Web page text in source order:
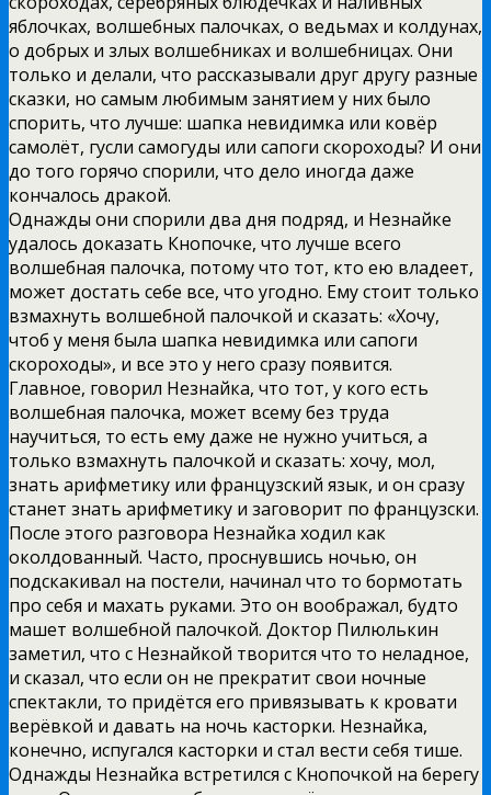
яблочках, волшебных палочках, о ведьмах и колдунах,
о добрых и злых волшебниках и волшебницах. Они
только и делали, что рассказывали друг другу разные
сказки, но самым любимым занятием у них было
спорить, что лучше: шапка невидимка или ковёр
самолёт, гусли самогуды или сапоги скороходы? И они
до того горячо спорили, что дело иногда даже
кончалось дракой.
Однажды они спорили два дня подряд, и Незнайке
удалось доказать Кнопочке, что лучше всего
волшебная палочка, потому что тот, кто ею владеет,
может достать себе все, что угодно. Ему стоит только
взмахнуть волшебной палочкой и сказать: «Хочу,
чтоб у меня была шапка невидимка или сапоги
скороходы», и все это у него сразу появится.
Главное, говорил Незнайка, что тот, у кого есть
волшебная палочка, может всему без труда
научиться, то есть ему даже не нужно учиться, а
только взмахнуть палочкой и сказать: хочу, мол,
знать арифметику или французский язык, и он сразу
станет знать арифметику и заговорит по французски.
После этого разговора Незнайка ходил как
околдованный. Часто, проснувшись ночью, он
подскакивал на постели, начинал что то бормотать
про себя и махать руками. Это он воображал, будто
машет волшебной палочкой. Доктор Пилюлькин
заметил, что с Незнайкой творится что то неладное,
и сказал, что если он не прекратит свои ночные
спектакли, то придётся его привязывать к кровати
верёвкой и давать на ночь касторки. Незнайка,
конечно, испугался касторки и стал вести себя тише.
Однажды Незнайка встретился с Кнопочкой на берегу